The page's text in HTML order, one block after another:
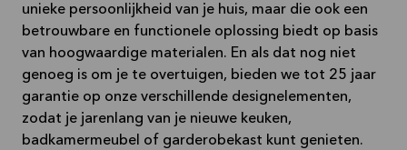
unieke persoonlijkheid van je huis, maar die ook een
betrouwbare en functionele oplossing biedt op basis
van hoogwaardige materialen. En als dat nog niet
genoeg is om je te overtuigen, bieden we tot 25 jaar
garantie op onze verschillende designelementen,
zodat je jarenlang van je nieuwe keuken,
badkamermeubel of garderobekast kunt genieten.